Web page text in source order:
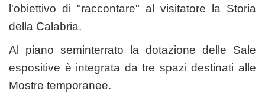
l'obiettivo di "raccontare" al visitatore la Storia
della Calabria.
Al piano seminterrato la dotazione delle Sale
espositive è integrata da tre spazi destinati alle
Mostre temporanee.